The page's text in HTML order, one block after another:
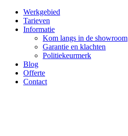
Werkgebied
Tarieven
Informatie
Kom langs in de showroom
Garantie en klachten
Politiekeurmerk
Blog
Offerte
Contact